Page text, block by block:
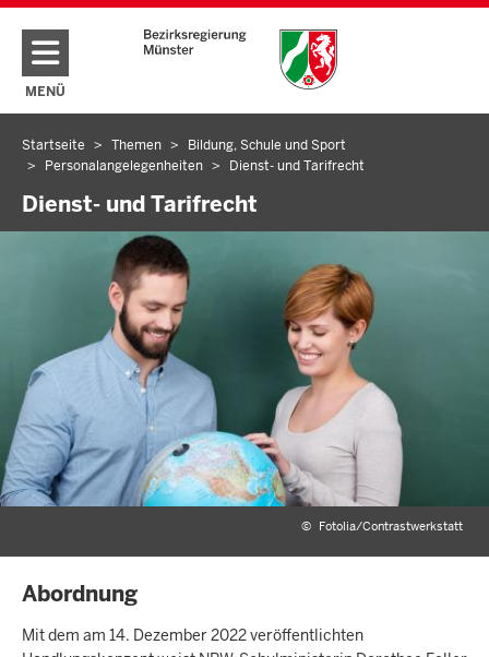
Direkt zum Inhalt
MENÜ
NAVIGATION AKTIVIEREN/DEAKTIVIEREN: HAUPTMENÜ
Sie
befinden
sich
hier
Startseite Themen
Bildung, Schule und Sport
Personalangelegenheiten
Dienst- und Tarifrecht
Dienst- und Tarifrecht
© Fotolia/Contrastwerkstatt
INHALTSSEITE
Abordnung
Mit dem am 14. Dezember 2022 veröffentlichten